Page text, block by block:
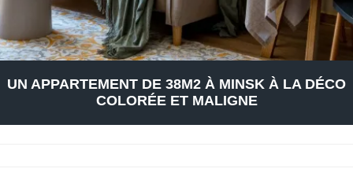
UN APPARTEMENT DE 38M2 À MINSK À LA DÉCO
COLORÉE ET MALIGNE